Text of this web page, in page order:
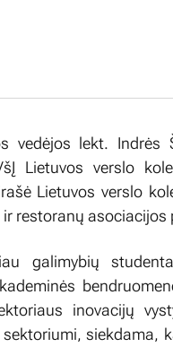
vedėjos lekt. Indrės
Lietuvos verslo
Lietuvos verslo
restoranų asociacijos
galimybių
inovacijų
siekdama,